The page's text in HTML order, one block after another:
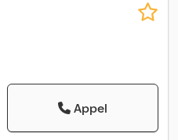
Appel